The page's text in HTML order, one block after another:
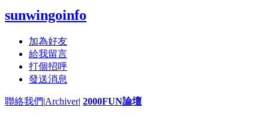
sunwingoinfo
加為好友
給我留言
打個招呼
發送消息
聯絡我們|Archiver| 2000FUN論壇